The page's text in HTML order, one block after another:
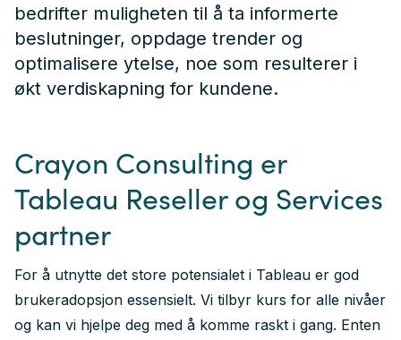
bedrifter muligheten til å ta informerte
beslutninger, oppdage trender og
optimalisere ytelse, noe som resulterer i
økt verdiskapning for kundene.
Crayon Consulting er
Tableau Reseller og Services
partner
For å utnytte det store potensialet i Tableau er god
brukeradopsjon essensielt. Vi tilbyr kurs for alle nivåer
og kan vi hjelpe deg med å komme raskt i gang. Enten